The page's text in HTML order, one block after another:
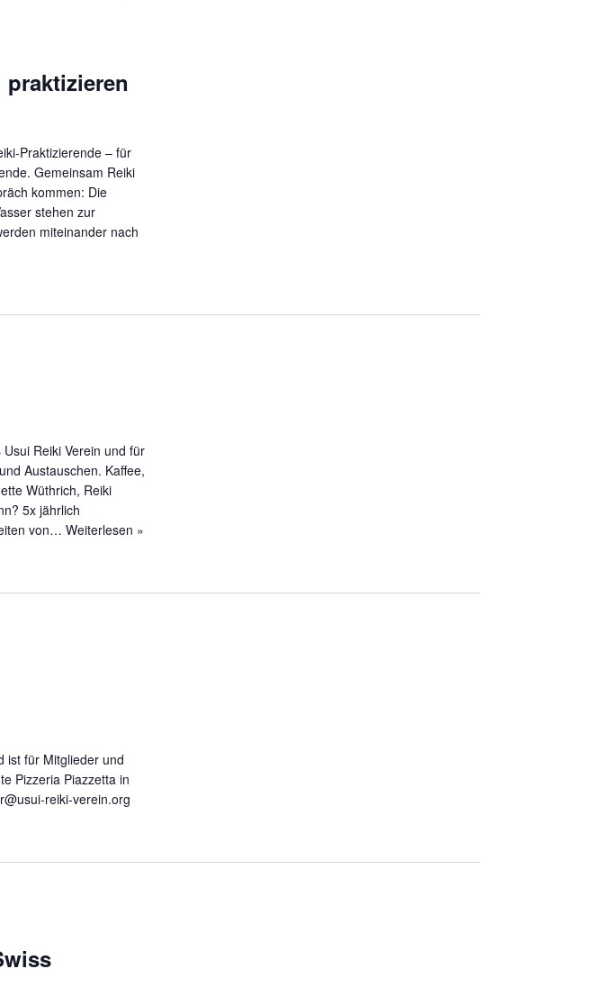
praktizieren
Praktizierende – für
Gemeinsam Reiki
kommen: Die
stehen zur
miteinander nach
Reiki Verein und für
Austauschen. Kaffee,
Wüthrich, Reiki
5x jährlich
von… Weiterlesen »
ist für Mitglieder und
Pizzeria Piazzetta in
reiki-verein.org